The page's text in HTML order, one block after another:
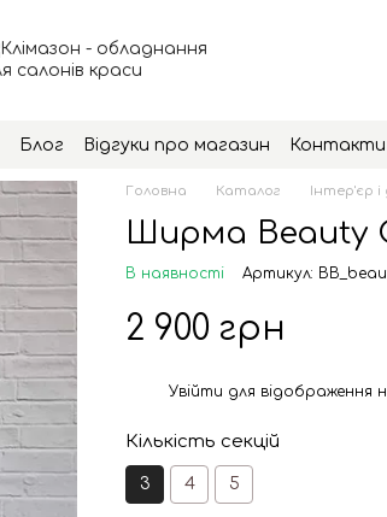
Блог Відгуки про магазин Контакти
Головна Каталог Інтер'єр
Ширма Beauty
В наявності Артикул:
2 900 грн
Увійти для відображення
Кількість секцій
3 4 5